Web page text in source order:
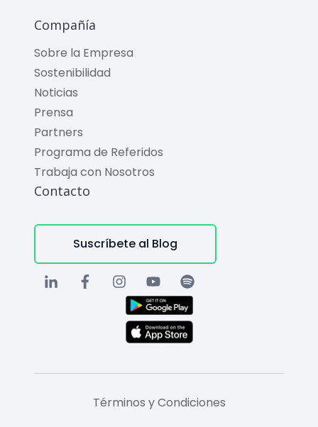
Compañía
Sobre la Empresa
Sostenibilidad
Noticias
Prensa
Partners
Programa de Referidos
Trabaja con Nosotros
Contacto
Suscríbete al Blog
Términos y Condiciones